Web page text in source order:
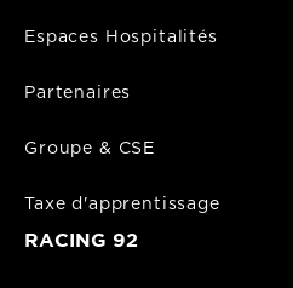
Espaces Hospitalités
Partenaires
Groupe & CSE
Taxe d'apprentissage
RACING 92